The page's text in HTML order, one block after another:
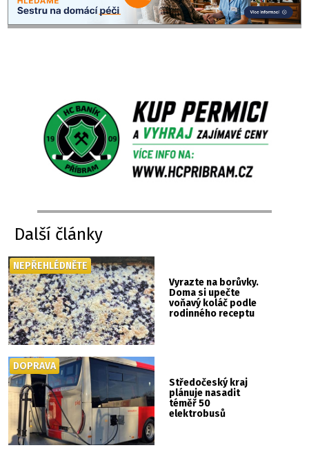
Další články
Vyrazte na borůvky.
Doma si upečte
voňavý koláč podle
rodinného receptu
NEPŘEHLÉDNĚTE
Středočeský kraj
plánuje nasadit
téměř 50
elektrobusů
DOPRAVA